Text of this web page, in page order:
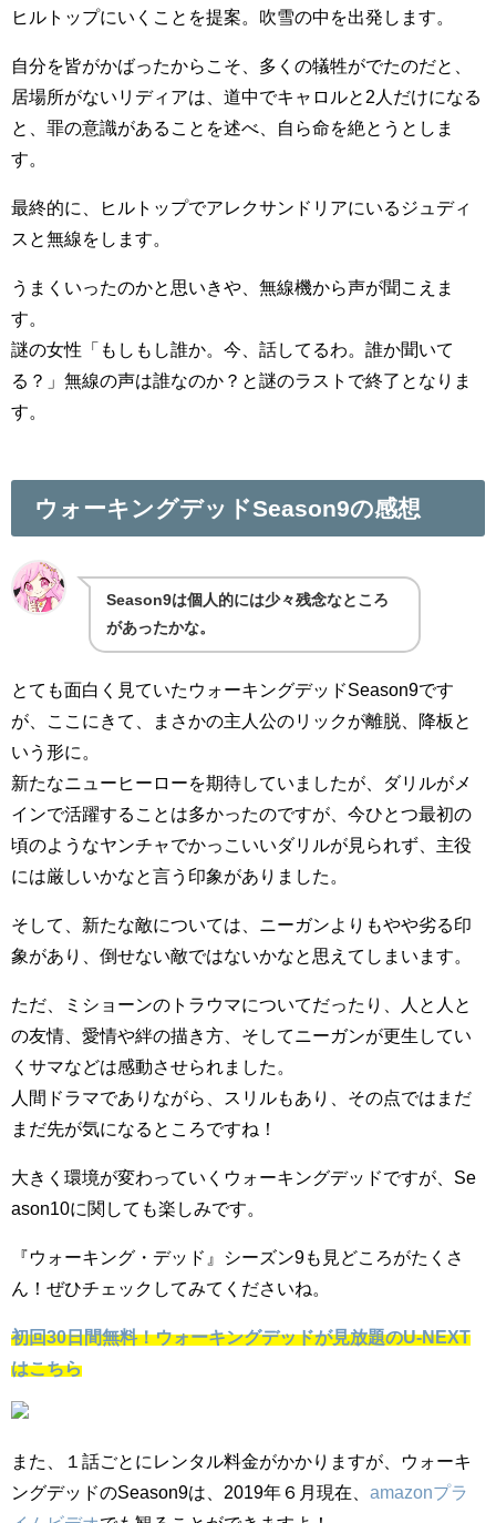
ヒルトップにいくことを提案。吹雪の中を出発します。
自分を皆がかばったからこそ、多くの犠牲がでたのだと、
居場所がないリディアは、道中でキャロルと2人だけになる
と、罪の意識があることを述べ、自ら命を絶とうとしま
す。
最終的に、ヒルトップでアレクサンドリアにいるジュディ
スと無線をします。
うまくいったのかと思いきや、無線機から声が聞こえま
す。
謎の女性「もしもし誰か。今、話してるわ。誰か聞いて
る？」無線の声は誰なのか？と謎のラストで終了となりま
す。
ウォーキングデッドSeason9の感想
Season9は個人的には少々残念なところ
があったかな。
とても面白く見ていたウォーキングデッドSeason9です
が、ここにきて、まさかの主人公のリックが離脱、降板と
いう形に。
新たなニューヒーローを期待していましたが、ダリルがメ
インで活躍することは多かったのですが、今ひとつ最初の
頃のようなヤンチャでかっこいいダリルが見られず、主役
には厳しいかなと言う印象がありました。
そして、新たな敵については、ニーガンよりもやや劣る印
象があり、倒せない敵ではないかなと思えてしまいます。
ただ、ミショーンのトラウマについてだったり、人と人と
の友情、愛情や絆の描き方、そしてニーガンが更生してい
くサマなどは感動させられました。
人間ドラマでありながら、スリルもあり、その点ではまだ
まだ先が気になるところですね！
大きく環境が変わっていくウォーキングデッドですが、Se
ason10に関しても楽しみです。
『ウォーキング・デッド』シーズン9も見どころがたくさ
ん！ぜひチェックしてみてくださいね。
初回30日間無料！ウォーキングデッドが見放題のU-NEXT
はこちら
また、１話ごとにレンタル料金がかかりますが、ウォーキ
ングデッドのSeason9は、2019年６月現在、 amazonプラ